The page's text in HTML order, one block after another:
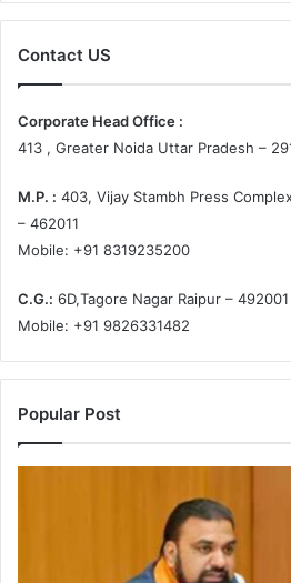
Contact US
Corporate Head Office :
413 , Greater Noida Uttar Pradesh –
M.P. : 403, Vijay Stambh Press
– 462011
Mobile: +91 8319235200
C.G.: 6D,Tagore Nagar Raipur – 492001
Mobile: +91 9826331482
Popular Post